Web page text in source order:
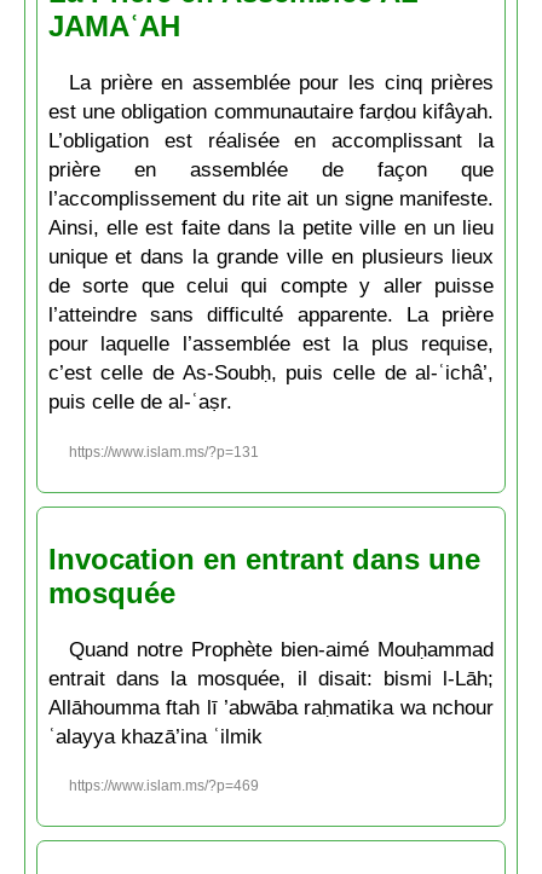
JAMAʿAH
La prière en assemblée pour les cinq prières
est une obligation communautaire farḍou kifâyah.
L’obligation est réalisée en accomplissant la
prière en assemblée de façon que
l’accomplissement du rite ait un signe manifeste.
Ainsi, elle est faite dans la petite ville en un lieu
unique et dans la grande ville en plusieurs lieux
de sorte que celui qui compte y aller puisse
l’atteindre sans difficulté apparente. La prière
pour laquelle l’assemblée est la plus requise,
c’est celle de As-Soubḥ, puis celle de al-ʿichâ’,
puis celle de al-ʿaṣr.
https://www.islam.ms/?p=131
Invocation en entrant dans une
mosquée
Quand notre Prophète bien-aimé Mouḥammad
entrait dans la mosquée, il disait: bismi l-Lāh;
Allāhoumma ftah lī ’abwāba raḥmatika wa nchour
ʿalayya khazā’ina ʿilmik
https://www.islam.ms/?p=469